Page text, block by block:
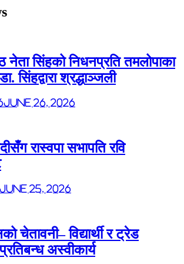
नेता सिंहको निधनप्रति तमलोपाका
सिंहद्वारा श्रद्धाञ्जली
June 26, 2026
रास्वपा सभापति रवि
June 25, 2026
चेतावनी– विद्यार्थी र ट्रेड
अस्वीकार्य